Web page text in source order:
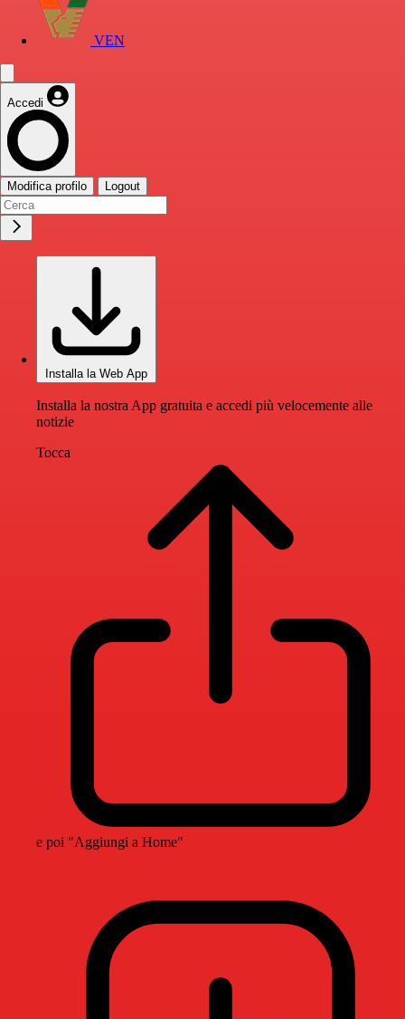
VEN
Accedi
Modifica profilo Logout
Installa la Web App
Installa la nostra App gratuita e accedi più velocemente alle
notizie
Tocca
e poi "Aggiungi a Home"